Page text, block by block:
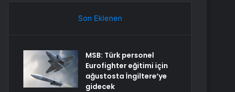
Son Eklenen
MSB: Türk personel
Eurofighter eğitimi için
ağustosta İngiltere’ye
gidecek